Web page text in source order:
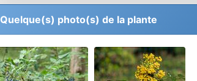
Quelque(s) photo(s) de la plante